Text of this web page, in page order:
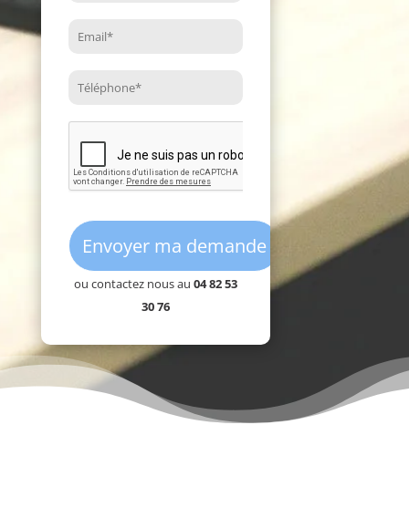
ou contactez nous au 04 82 53
30 76